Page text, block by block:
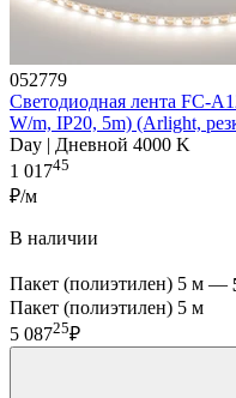
052779
Светодиодная лента FC-
W/m, IP20, 5m) (Arlight,
Day | Дневной 4000 K
1 01745
₽/м
В наличии
Пакет (полиэтилен) 5 м —
Пакет (полиэтилен) 5 м
5 08725₽